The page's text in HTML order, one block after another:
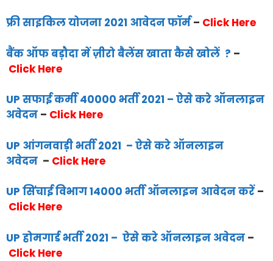
फ्री साइकिल योजना 2021 आवेदन फॉर्म – Click Here
बैंक ऑफ बड़ौदा में ज़ीरो बैलेंस खाता कैसे खोलें ? –
Click Here
UP सफाई कर्मी 40000 भर्ती 2021 – ऐसे करे ऑनलाइन
अवेदन – Click Here
UP आंगनवाड़ी भर्ती 2021 – ऐसे करे ऑनलाइन
अवेदन – Click Here
UP सिंचाई विभाग 14000 भर्ती ऑनलाइन आवेदन करें –
Click Here
UP होमगार्ड भर्ती 2021 – ऐसे करे ऑनलाइन अवेदन –
Click Here